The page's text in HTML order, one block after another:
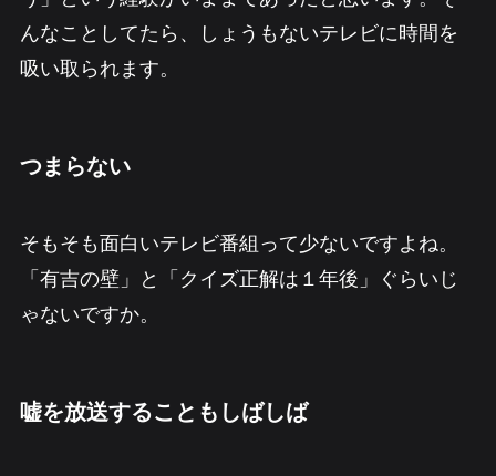
んなことしてたら、しょうもないテレビに時間を
吸い取られます。
つまらない
そもそも面白いテレビ番組って少ないですよね。
「有吉の壁」と「クイズ正解は１年後」ぐらいじ
ゃないですか。
嘘を放送することもしばしば